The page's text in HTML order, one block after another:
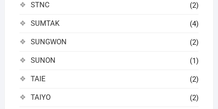
STNC (2)
SUMTAK (4)
SUNGWON (2)
SUNON (1)
TAIE (2)
TAIYO (2)